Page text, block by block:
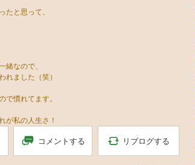
たと思って、
緒なので、
れました（笑）
で慣れてます。
が私の人生さ！
コメントする リブログする